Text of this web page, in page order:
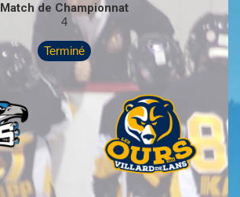
Match de Championnat
4
Terminé